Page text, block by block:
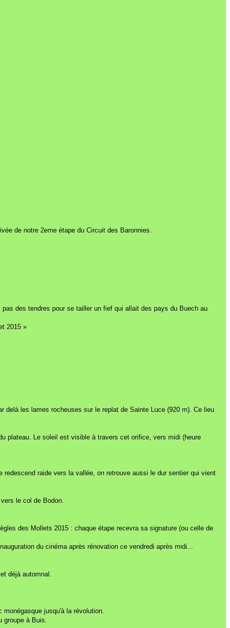
de notre 2eme étape du Circuit des Baronnies.
des tendres pour se tailler un fief qui allait des pays du Buech au
2015 »
delà les lames rocheuses sur le replat de Sainte Luce (920 m). Ce lieu
plateau. Le soleil est visible à travers cet orifice, vers midi (heure
raide vers la vallée, on retrouve aussi le dur sentier qui vient
le col de Bodon.
des Mollets 2015 : chaque étape recevra sa signature (ou celle de
du cinéma après rénovation ce vendredi après midi...
déjà automnal.
jusqu'à la révolution.
à Buis.